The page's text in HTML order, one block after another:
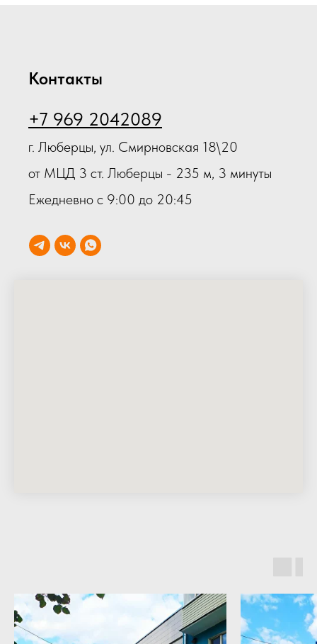
Контакты
+7 969 2042089
г. Люберцы, ул. Смирновская 18\20
от МЦД 3 ст. Люберцы - 235 м, 3 минуты
Ежедневно с 9:00 до 20:45